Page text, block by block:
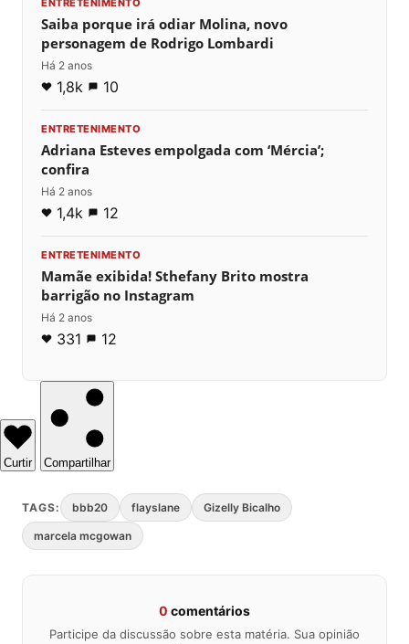
ENTRETENIMENTO
Saiba porque irá odiar Molina, novo
personagem de Rodrigo Lombardi
Há 2 anos
1,8k 10
ENTRETENIMENTO
Adriana Esteves empolgada com ‘Mércia’;
confira
Há 2 anos
1,4k 12
ENTRETENIMENTO
Mamãe exibida! Sthefany Brito mostra
barrigão no Instagram
Há 2 anos
331 12
Curtir Compartilhar
TAGS: bbb20 flayslane Gizelly Bicalho
marcela mcgowan
0 comentários
Participe da discussão sobre esta matéria. Sua opinião